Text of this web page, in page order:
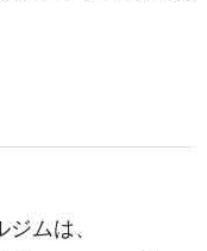
ムは、